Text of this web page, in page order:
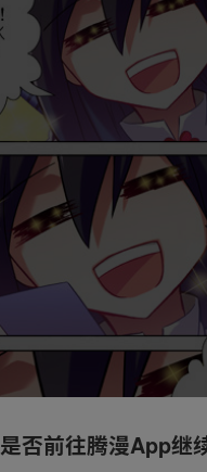
是否前往腾漫App继